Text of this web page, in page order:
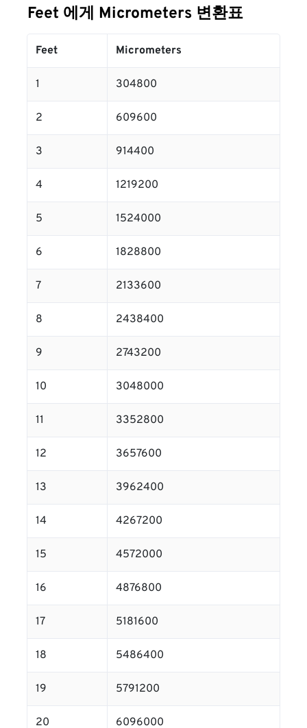
Feet 에게 Micrometers 변환표
Feet Micrometers
1 304800
2 609600
3 914400
4 1219200
5 1524000
6 1828800
7 2133600
8 2438400
9 2743200
10 3048000
11 3352800
12 3657600
13 3962400
14 4267200
15 4572000
16 4876800
17 5181600
18 5486400
19 5791200
20 6096000